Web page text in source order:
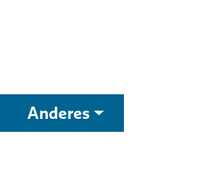
Anderes